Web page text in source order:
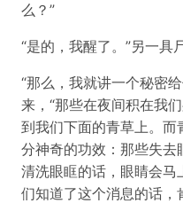
么？”
“是的，我醒了。”另一具
“那么，我就讲一个秘密
来，“那些在夜间积在我
到我们下面的青草上。
分神奇的功效：那些失
清洗眼眶的话，眼睛会马
们知道了这个消息的话，